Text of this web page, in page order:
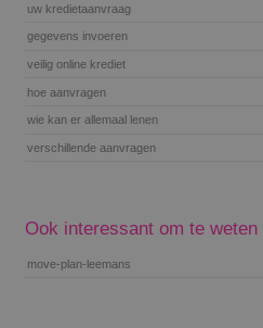
uw kredietaanvraag
gegevens invoeren
veilig online krediet
hoe aanvragen
wie kan er allemaal lenen
verschillende aanvragen
Ook interessant om te weten
move-plan-leemans